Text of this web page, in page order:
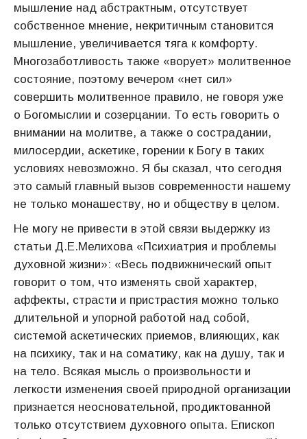
мышление над абстрактным, отсутствует
собственное мнение, некритичным становится
мышление, увеличивается тяга к комфорту.
Многозаботливость также «ворует» молитвенное
состояние, поэтому вечером «нет сил»
совершить молитвенное правило, не говоря уже
о Богомыслии и созерцании. То есть говорить о
внимании на молитве, а также о сострадании,
милосердии, аскетике, горении к Богу в таких
условиях невозможно. Я бы сказал, что сегодня
это самый главный вызов современности нашему
не только монашеству, но и обществу в целом.
Не могу не привести в этой связи выдержку из
статьи Д.Е.Мелихова «Психиатрия и проблемы
духовной жизни»: «Весь подвижнический опыт
говорит о том, что изменять свой характер,
аффекты, страсти и пристрастия можно только
длительной и упорной работой над собой,
системой аскетических приемов, влияющих, как
на психику, так и на соматику, как на душу, так и
на тело. Всякая мысль о произвольности и
легкости изменения своей природной организации
признается неосновательной, продиктованной
только отсутствием духовного опыта. Епископ